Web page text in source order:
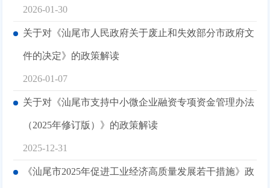
2026-01-30
关于对《汕尾市人民政府关于废止和失效部分市政府文
件的决定》的政策解读
2026-01-07
关于对《汕尾市支持中小微企业融资专项资金管理办法
（2025年修订版）》的政策解读
2025-12-31
《汕尾市2025年促进工业经济高质量发展若干措施》政